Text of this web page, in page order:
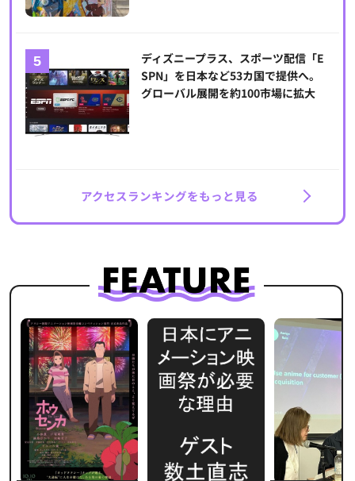
ディズニープラス、スポーツ配信「E
SPN」を日本など53カ国で提供へ。
グローバル展開を約100市場に拡大
アクセスランキングをもっと見る